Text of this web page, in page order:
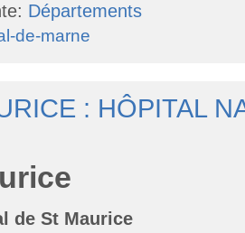
Départements
de-marne
: HÔPITAL
de St Maurice